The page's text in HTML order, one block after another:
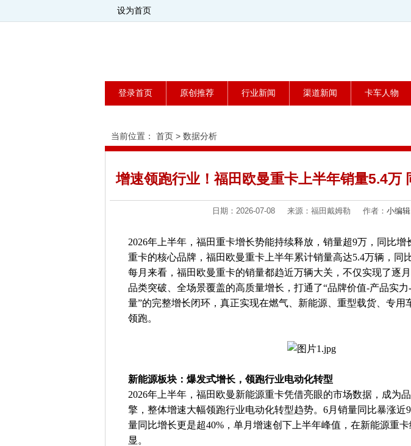
设为首页
登录首页 原创推荐 行业新闻 渠道新闻 卡车人物
当前位置： 首页 > 数据分析
增速领跑行业！福田欧曼重卡上半年销量5.4万
日期：2026-07-08 来源：福田戴姆勒 作者： 小编辑
2026年上半年，福田重卡增长势能持续释放，销量超9万，同比增
重卡的核心品牌，福田欧曼重卡上半年累计销量高达5.4万辆，同
每月来看，福田欧曼重卡的销量都趋近万辆大关，不仅实现了逐
品类突破、全场景覆盖的高质量增长，打通了“品牌价值-产品实
量”的完整增长闭环，真正实现在燃气、新能源、重型载货、专用
领跑。
新能源板块：爆发式增长，领跑行业电动化转型
2026年上半年，福田欧曼新能源重卡凭借亮眼的市场数据，成为品
擎，整体增速大幅领跑行业电动化转型趋势。6月销量同比暴涨近
量同比增长更是超40%，单月增速创下上半年峰值，在新能源重
显。